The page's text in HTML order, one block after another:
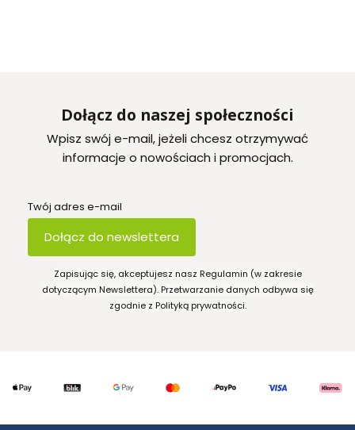
Dołącz do naszej społeczności
Wpisz swój e-mail, jeżeli chcesz otrzymywać
informacje o nowościach i promocjach.
Twój adres e-mail
Dołącz do newslettera
Zapisując się, akceptujesz nasz Regulamin (w zakresie
dotyczącym Newslettera). Przetwarzanie danych odbywa się
zgodnie z Polityką prywatności.